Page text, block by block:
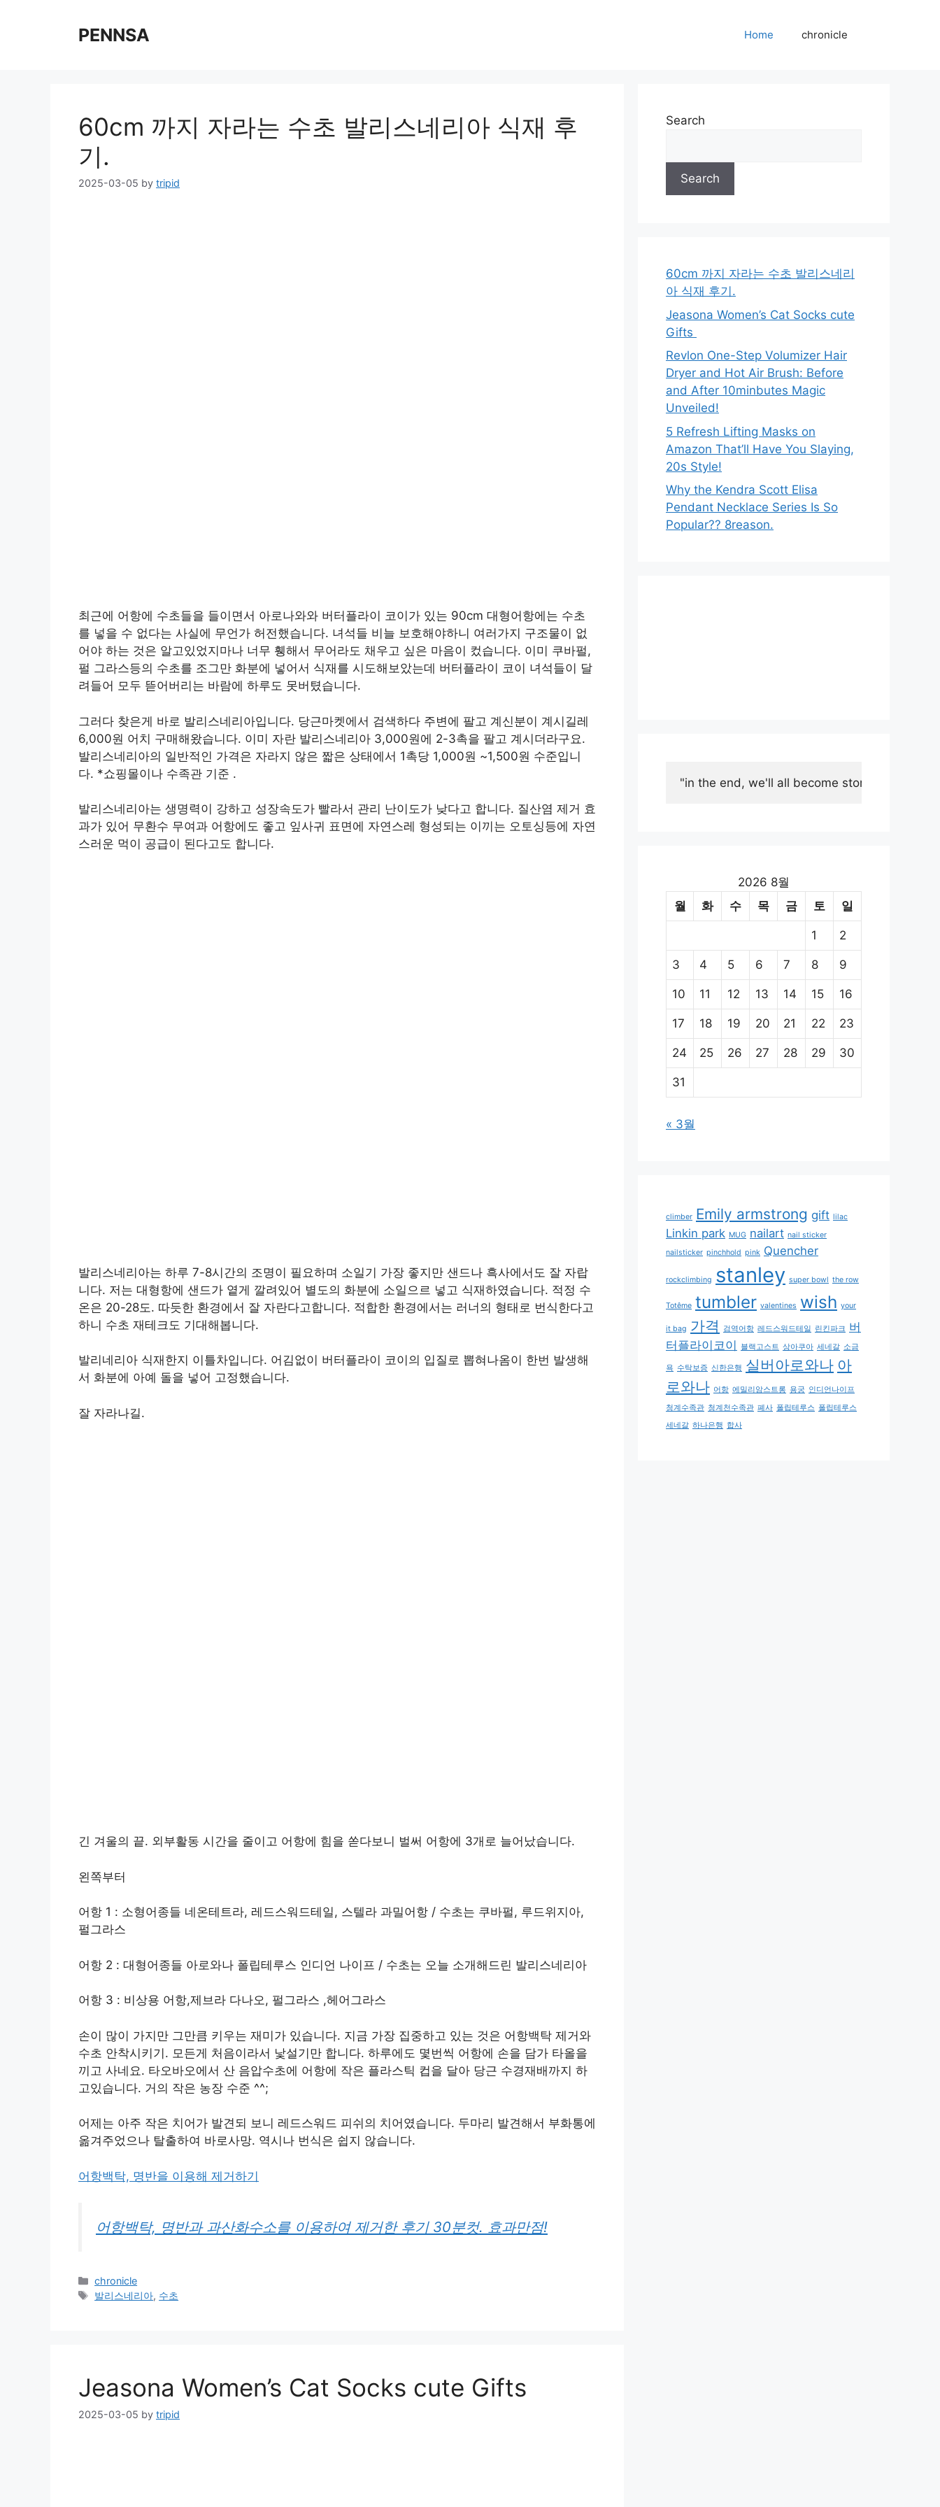
PENNSA Home chronicle
60cm 까지 자라는 수초 발리스네리아 식재 후
기.
2025-03-05 by tripid
최근에 어항에 수초들을 들이면서 아로나와와 버터플라이 코이가 있는 90cm 대형어항에는 수초
를 넣을 수 없다는 사실에 무언가 허전했습니다. 녀석들 비늘 보호해야하니 여러가지 구조물이 없
어야 하는 것은 알고있었지마나 너무 휑해서 무어라도 채우고 싶은 마음이 컸습니다. 이미 쿠바펄,
펄 그라스등의 수초를 조그만 화분에 넣어서 식재를 시도해보았는데 버터플라이 코이 녀석들이 달
려들어 모두 뜯어버리는 바람에 하루도 못버텼습니다.
그러다 찾은게 바로 발리스네리아입니다. 당근마켓에서 검색하다 주변에 팔고 계신분이 계시길레
6,000원 어치 구매해왔습니다. 이미 자란 발리스네리아 3,000원에 2-3촉을 팔고 계시더라구요.
발리스네리아의 일반적인 가격은 자라지 않은 짧은 상태에서 1촉당 1,000원 ~1,500원 수준입니
다. *쇼핑몰이나 수족관 기준 .
발리스네리아는 생명력이 강하고 성장속도가 빨라서 관리 난이도가 낮다고 합니다. 질산염 제거 효
과가 있어 무환수 무여과 어항에도 좋고 잎사귀 표면에 자연스레 형성되는 이끼는 오토싱등에 자연
스러운 먹이 공급이 된다고도 합니다.
발리스네리아는 하루 7-8시간의 조명이 필요하며 소일기 가장 좋지만 샌드나 흑사에서도 잘 자랍
니다. 저는 대형항에 샌드가 옅게 깔려있어 별도의 화분에 소일으르 넣고 식재하였습니다. 적정 수
온은 20-28도. 따듯한 환경에서 잘 자란다고합니다. 적합한 환경에서는 러너의 형태로 번식한다고
하니 수초 재테크도 기대해봅니다.
발리네리아 식재한지 이틀차입니다. 어김없이 버터플라이 코이의 입질로 뽑혀나옴이 한번 발생해
서 화분에 아예 돌을 넣어 고정했습니다.
잘 자라나길.
긴 겨울의 끝. 외부활동 시간을 줄이고 어항에 힘을 쏟다보니 벌써 어항에 3개로 늘어났습니다.
왼쪽부터
어항 1 : 소형어종들 네온테트라, 레드스워드테일, 스텔라 과밀어항 / 수초는 쿠바펄, 루드위지아,
펄그라스
어항 2 : 대형어종들 아로와나 폴립테루스 인디언 나이프 / 수초는 오늘 소개해드린 발리스네리아
어항 3 : 비상용 어항,제브라 다나오, 펄그라스 ,헤어그라스
손이 많이 가지만 그만큼 키우는 재미가 있습니다. 지금 가장 집중하고 있는 것은 어항백탁 제거와
수초 안착시키기. 모든게 처음이라서 낯설기만 합니다. 하루에도 몇번씩 어항에 손을 담가 타올을
끼고 사네요. 타오바오에서 산 음압수초에 어항에 작은 플라스틱 컵을 달아 당근 수경재배까지 하
고있습니다. 거의 작은 농장 수준 ^^;
어제는 아주 작은 치어가 발견되 보니 레드스워드 피쉬의 치어였습니다. 두마리 발견해서 부화통에
옮겨주었으나 탈출하여 바로사망. 역시나 번식은 쉽지 않습니다.
어항백탁, 명반을 이용해 제거하기
어항백탁, 명반과 과산화수소를 이용하여 제거한 후기 30분컷. 효과만점!
Categories
chronicle
Tags
발리스네리아, 수초
Jeasona Women’s Cat Socks cute Gifts
2025-03-05 by tripid
Search
Search
60cm 까지 자라는 수초 발리스네리
아 식재 후기.
Jeasona Women’s Cat Socks cute
Gifts
Revlon One-Step Volumizer Hair
Dryer and Hot Air Brush: Before
and After 10minbutes Magic
Unveiled!
5 Refresh Lifting Masks on
Amazon That’ll Have You Slaying,
20s Style!
Why the Kendra Scott Elisa
Pendant Necklace Series Is So
Popular?? 8reason.
"in the end, we'll all become stories."
2026 8월
월
화 수 목 금 토 일
1 2
3 4 5 6 7 8 9
10 11 12 13 14 15 16
17 18 19 20 21 22 23
24 25 26 27 28 29 30
31
« 3월
climber Emily armstrong gift lilac
Linkin park MUG nailart nail sticker
nailsticker pinchhold pink Quencher
rockclimbing stanley super bowl the row
Totême tumbler valentines wish your
it bag 가격 검역어항 레드스워드테일 린킨파크 버
터플라이코이 블랙고스트 상아쿠아 세네갈 소금
욕 수탁보증 신한은행 실버아로와나 아
로와나 어항 에밀리암스트롱 용궁 인디언나이프
청계수족관 청계천수족관 폐사 폴립테루스 폴립테루스
세네갈 하나은행 합사